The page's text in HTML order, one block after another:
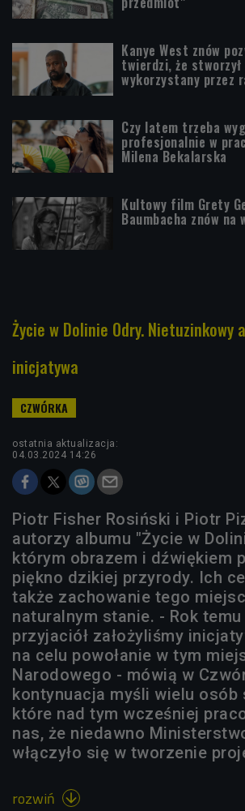
Kanye West znów
twierdzi, że stworzył
wykorzystany przez
Czy latem trzeba
profesjonalnie w
Milena Bekalarska
Kultowy film Grety
Baumbacha znów na
Życie w Dolinie Odry. Nietuzinkowy
inicjatywa
ostatnia aktualizacja:
04.03.2024 14:26
Piotr Fisher Rosiński i Piotr
autorzy albumu "Życie w
którym obrazem i dźwiękiem
piękno dzikiej przyrody. Ich
także zachowanie tego
naturalnym stanie. - Rok
przyjaciół założyliśmy
na celu powołanie w tym
Narodowego - mówią w
kontynuacja myśli wielu osób
które nad tym wcześniej
nas, że niedawno
włączyło się w tworzenie
rozwiń 